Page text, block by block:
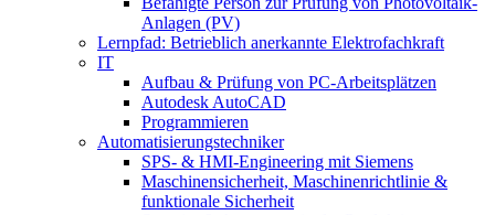
Anlagen (PV)
Lernpfad: Betrieblich anerkannte Elektrofachkraft
IT
Aufbau & Prüfung von PC-Arbeitsplätzen
Autodesk AutoCAD
Programmieren
Automatisierungstechniker
SPS‑ & HMI‑Engineering mit Siemens
Maschinensicherheit, Maschinenrichtlinie &
funktionale Sicherheit